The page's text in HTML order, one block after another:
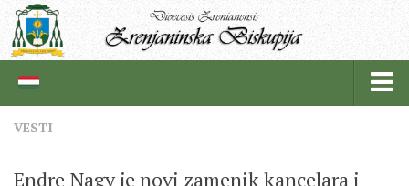
VESTI
Endre Nagy je novi zamenik kancelara i